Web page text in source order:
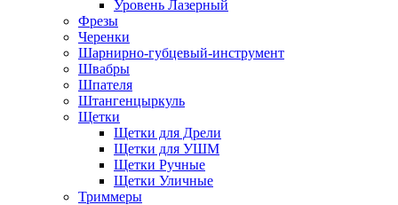
Уровень Лазерный
Фрезы
Черенки
Шарнирно-губцевый-инструмент
Швабры
Шпателя
Штангенцыркуль
Щетки
Щетки для Дрели
Щетки для УШМ
Щетки Ручные
Щетки Уличные
Триммеры